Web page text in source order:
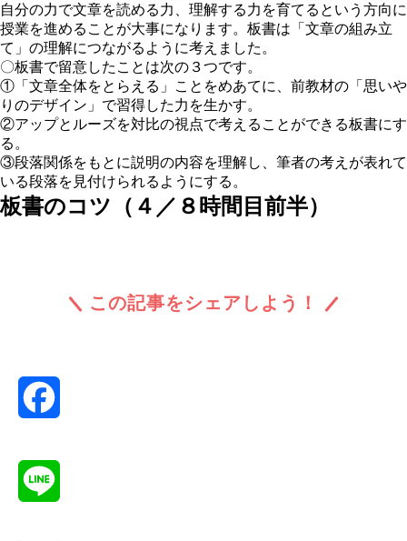
自分の力で文章を読める力、理解する力を育てるという方向に
授業を進めることが大事になります。板書は「文章の組み立
て」の理解につながるように考えました。
〇板書で留意したことは次の３つです。
①「文章全体をとらえる」ことをめあてに、前教材の「思いや
りのデザイン」で習得した力を生かす。
②アップとルーズを対比の視点で考えることができる板書にす
る。
③段落関係をもとに説明の内容を理解し、筆者の考えが表れて
いる段落を見付けられるようにする。
板書のコツ（４／８時間目前半）
この記事をシェアしよう！